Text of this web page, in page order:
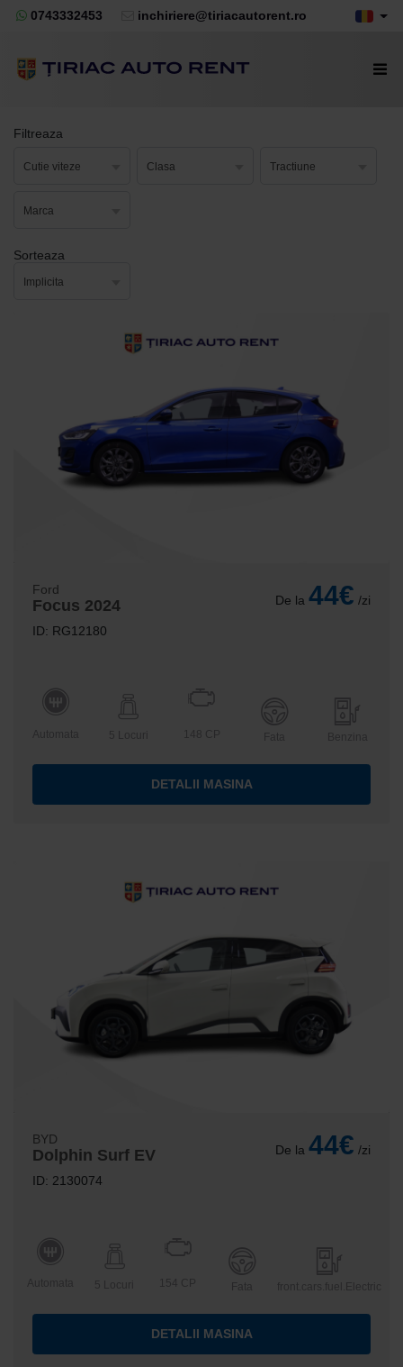
0743332453 inchiriere@tiriacautorent.ro
Filtreaza
Cutie viteze Clasa Tractiune
Marca
Sorteaza
Implicita
Ford
Focus 2024
ID: RG12180
De la 44€ /zi
Automata 5 Locuri 148 CP Benzina
DETALII MASINA
BYD
Dolphin Surf EV
ID: 2130074
De la 44€ /zi
Automata 5 Locuri 154 CP Fata front.cars.fuel.Electric
DETALII MASINA